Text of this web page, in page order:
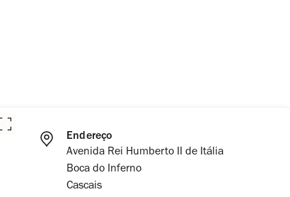
Endereço
Avenida Rei Humberto II de Itália
Boca do Inferno
Cascais